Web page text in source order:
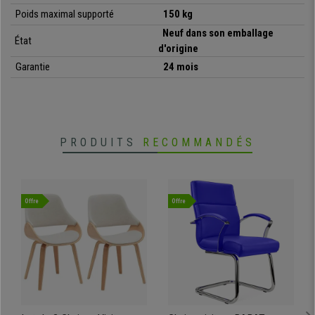
Poids maximal supporté
150 kg
État
Neuf dans son emballage
d'origine
Garantie
24 mois
PRODUITS RECOMMANDÉS
Offre Offre